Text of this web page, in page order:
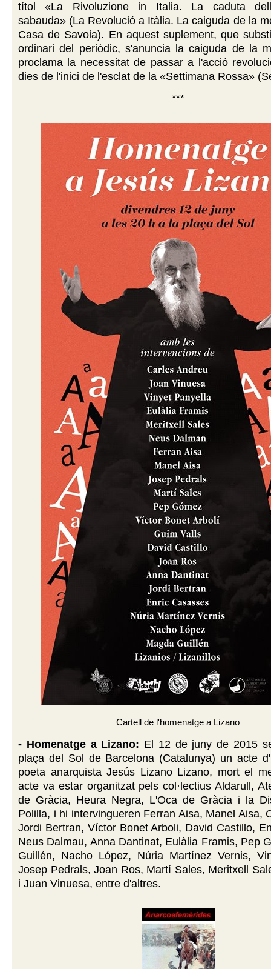
títol «La Rivoluzione in Italia. La caduta
sabauda» (La Revolució a Itàlia. La caiguda de la
Casa de Savoia). En aquest suplement, que
ordinari del periòdic, s'anuncia la caiguda de la
proclama la necessitat de passar a l'acció
dies de l'inici de l'esclat de la «Settimana Rossa»
***
Cartell de l'homenatge a Lizano
- Homenatge a Lizano: El 12 de juny de 2015
plaça del Sol de Barcelona (Catalunya) un acte
poeta anarquista Jesús Lizano Lizano, mort el
acte va estar organitzat pels col·lectius Aldarull,
de Gràcia, Heura Negra, L'Oca de Gràcia i la
Polilla, i hi intervingueren Ferran Aisa, Manel Aisa,
Jordi Bertran, Víctor Bonet Arboli, David Castillo,
Neus Dalmau, Anna Dantinat, Eulàlia Framis, Pep
Guillén, Nacho López, Núria Martínez Vernis,
Josep Pedrals, Joan Ros, Martí Sales, Meritxell
i Juan Vinuesa, entre d'altres.